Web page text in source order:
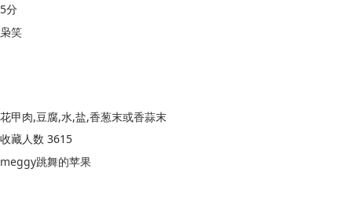
5分
枭笑
花甲肉,豆腐,水,盐,香葱末或香蒜末
收藏人数 3615
meggy跳舞的苹果